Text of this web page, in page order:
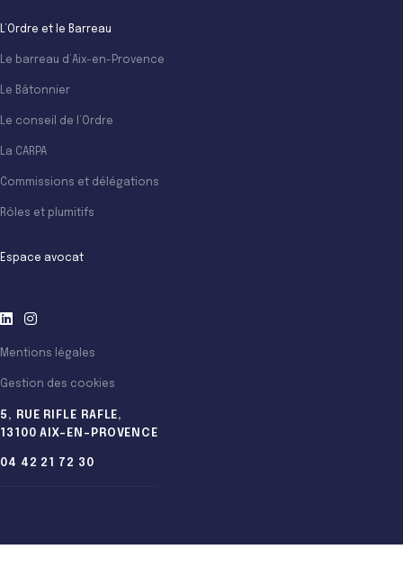
L’Ordre et le Barreau
Le barreau d’Aix-en-Provence
Le Bâtonnier
Le conseil de l’Ordre
La CARPA
Commissions et délégations
Rôles et plumitifs
Espace avocat
Mentions légales
Gestion des cookies
5, RUE RIFLE RAFLE,
13100 AIX-EN-PROVENCE
04 42 21 72 30